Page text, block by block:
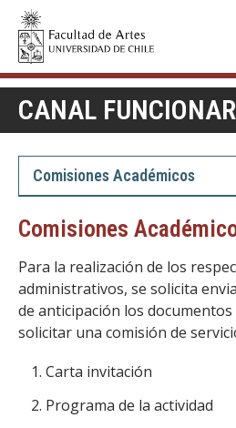
PORTADA
ADMISIÓN
ETAPA
CARRERAS
CREACIÓNE
FACULTAD
CANAL
Comisiones Académicos
Comisiones
Para la realización de los
administrativos, se solicita
de anticipación los
solicitar una comisión de
Carta invitación
Programa de la actividad